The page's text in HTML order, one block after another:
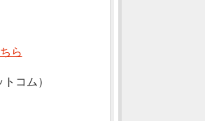
ら
コム）